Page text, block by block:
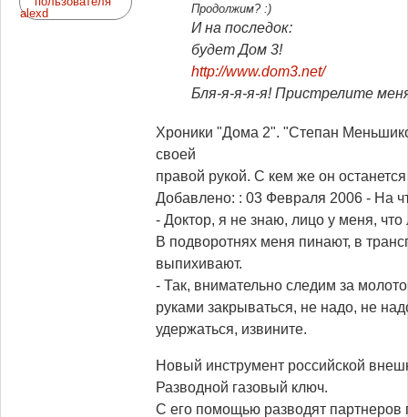
Продолжим? :)
И на последок:
будет Дом 3!
http://www.dom3.net/
Бля-я-я-я-я! Пристрелите
Хроники "Дома 2". "Степан
своей
правой рукой. С кем же он
Добавлено: : 03 Февраля 2006 - На
- Доктор, я не знаю, лицо у меня, что
В подворотнях меня пинают, в
выпихивают.
- Так, внимательно следим за
руками закрываться, не надо, не
удержаться, извините.
Новый инструмент российской
Разводной газовый ключ.
С его помощью разводят партнеров